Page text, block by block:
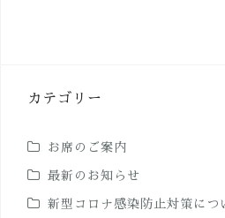
カテゴリー
お席のご案内
最新のお知らせ
新型コロナ感染防止対策につ